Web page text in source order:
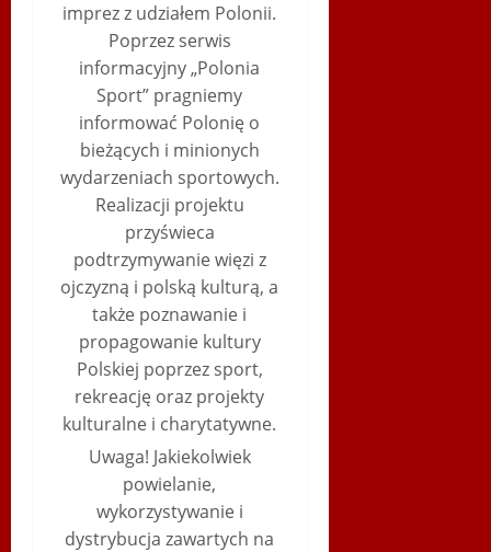
imprez z udziałem Polonii.
Poprzez serwis
informacyjny „Polonia
Sport” pragniemy
informować Polonię o
bieżących i minionych
wydarzeniach sportowych.
Realizacji projektu
przyświeca
podtrzymywanie więzi z
ojczyzną i polską kulturą, a
także poznawanie i
propagowanie kultury
Polskiej poprzez sport,
rekreację oraz projekty
kulturalne i charytatywne.
Uwaga! Jakiekolwiek
powielanie,
wykorzystywanie i
dystrybucja zawartych na